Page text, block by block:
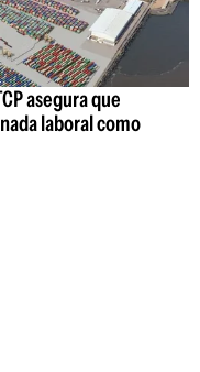
asegura que
laboral como